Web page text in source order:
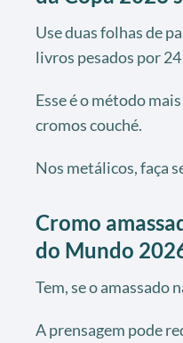
Use duas folhas de
livros pesados por
Esse é o método
cromos couché.
Nos metálicos, faça
Cromo
do Mundo
Tem, se o amassado
A prensagem pode